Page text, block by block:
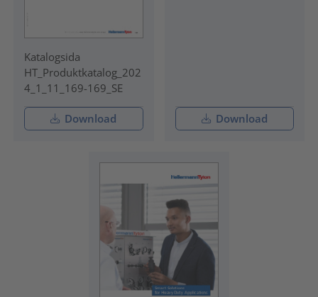
Katalogsida
HT_Produktkatalog_202
4_1_11_169-169_SE
Download Download